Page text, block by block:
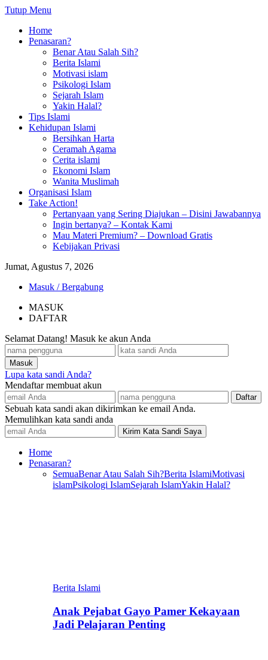
Tutup Menu
Home
Penasaran?
Benar Atau Salah Sih?
Berita Islami
Motivasi islam
Psikologi Islam
Sejarah Islam
Yakin Halal?
Tips Islami
Kehidupan Islami
Bersihkan Harta
Ceramah Agama
Cerita islami
Ekonomi Islam
Wanita Muslimah
Organisasi Islam
Take Action!
Pertanyaan yang Sering Diajukan – Disini Jawabannya
Ingin bertanya? – Kontak Kami
Mau Materi Premium? – Download Gratis
Kebijakan Privasi
Jumat, Agustus 7, 2026
Masuk / Bergabung
MASUK
DAFTAR
Selamat Datang! Masuk ke akun Anda
Lupa kata sandi Anda?
Mendaftar membuat akun
Sebuah kata sandi akan dikirimkan ke email Anda.
Memulihkan kata sandi anda
Home
Penasaran?
SemuaBenar Atau Salah Sih?Berita IslamiMotivasi
islamPsikologi IslamSejarah IslamYakin Halal?
Berita Islami
Anak Pejabat Gayo Pamer Kekayaan
Jadi Pelajaran Penting